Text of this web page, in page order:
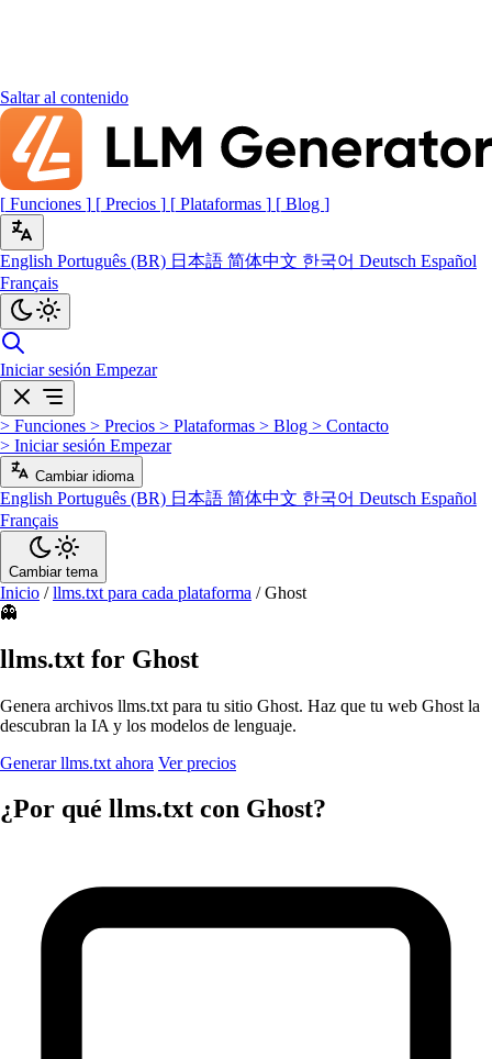
Saltar al contenido
[ Funciones ] [ Precios ] [ Plataformas ] [ Blog ]
English Português (BR) 日本語 简体中文 한국어 Deutsch Español
Français
Iniciar sesión Empezar
> Funciones > Precios > Plataformas > Blog > Contacto
> Iniciar sesión Empezar
Cambiar idioma
English Português (BR) 日本語 简体中文 한국어 Deutsch Español
Français
Cambiar tema
Inicio / llms.txt para cada plataforma / Ghost
👻
llms.txt for Ghost
Genera archivos llms.txt para tu sitio Ghost. Haz que tu web Ghost la
descubran la IA y los modelos de lenguaje.
Generar llms.txt ahora Ver precios
¿Por qué llms.txt con Ghost?